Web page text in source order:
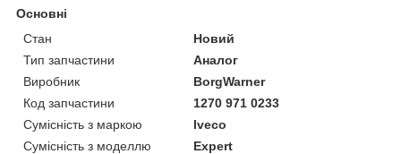
Основні
Стан
Новий
Тип запчастини
Аналог
Виробник
BorgWarner
Код запчастини
1270 971 0233
Сумісність з маркою
Iveco
Сумісність з моделлю
Expert